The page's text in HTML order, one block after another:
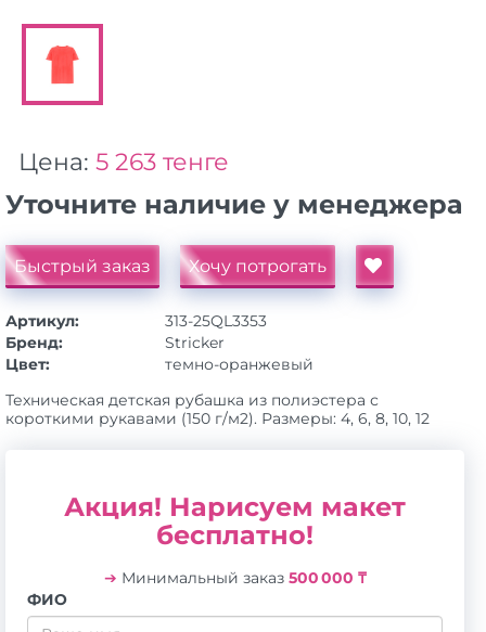
Цена: 5 263 тенге
Уточните наличие у менеджера
Быстрый заказ Хочу потрогать
Артикул:
313-25QL3353
Бренд:
Stricker
Цвет:
темно-оранжевый
Техническая детская рубашка из полиэстера с
короткими рукавами (150 г/м2). Размеры: 4, 6, 8, 10, 12
Акция! Нарисуем макет
бесплатно!
➔ Минимальный заказ 500 000 ₸
ФИО